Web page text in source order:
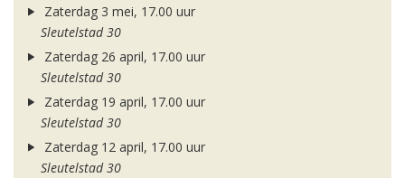
Zaterdag 3 mei, 17.00 uur
Sleutelstad 30
Zaterdag 26 april, 17.00 uur
Sleutelstad 30
Zaterdag 19 april, 17.00 uur
Sleutelstad 30
Zaterdag 12 april, 17.00 uur
Sleutelstad 30